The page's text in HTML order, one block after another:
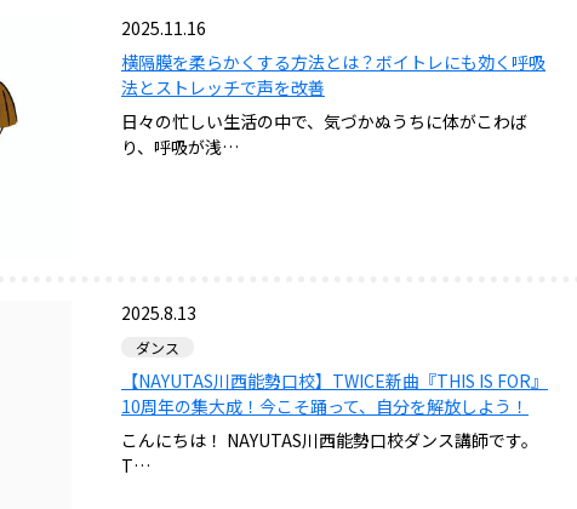
2025.11.16
横隔膜を柔らかくする方法とは？ボイトレにも効く呼吸
法とストレッチで声を改善
日々の忙しい生活の中で、気づかぬうちに体がこわば
り、呼吸が浅…
2025.8.13
ダンス
【NAYUTAS川西能勢口校】TWICE新曲『THIS IS FOR』
10周年の集大成！今こそ踊って、自分を解放しよう！
こんにちは！ NAYUTAS川西能勢口校ダンス講師です。
T…